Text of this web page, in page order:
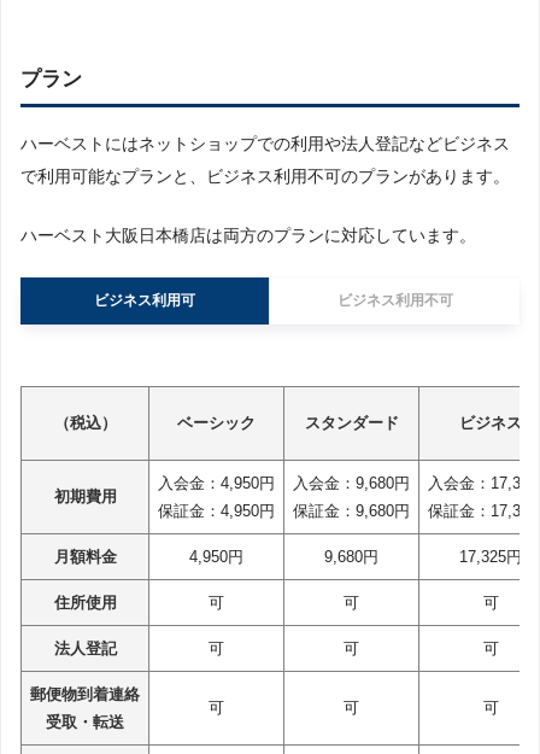
プラン
ハーベストにはネットショップでの利用や法人登記などビジネス
で利用可能なプランと、ビジネス利用不可のプランがあります。
ハーベスト大阪日本橋店は両方のプランに対応しています。
ビジネス利用可 ビジネス利用不可
（税込） ベーシック スタンダード ビジネス
初期費用
入会金：4,950円
保証金：4,950円
入会金：9,680円
保証金：9,680円
入会金：
保証金：
月額料金 4,950円 9,680円 17,325円
住所使用 可 可 可
法人登記 可 可 可
郵便物到着連絡
受取・転送
可 可 可